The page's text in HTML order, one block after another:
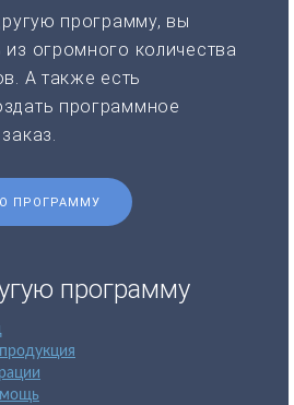
программу, вы
огромного количества
А также есть
программное
ПРОГРАММУ
программу